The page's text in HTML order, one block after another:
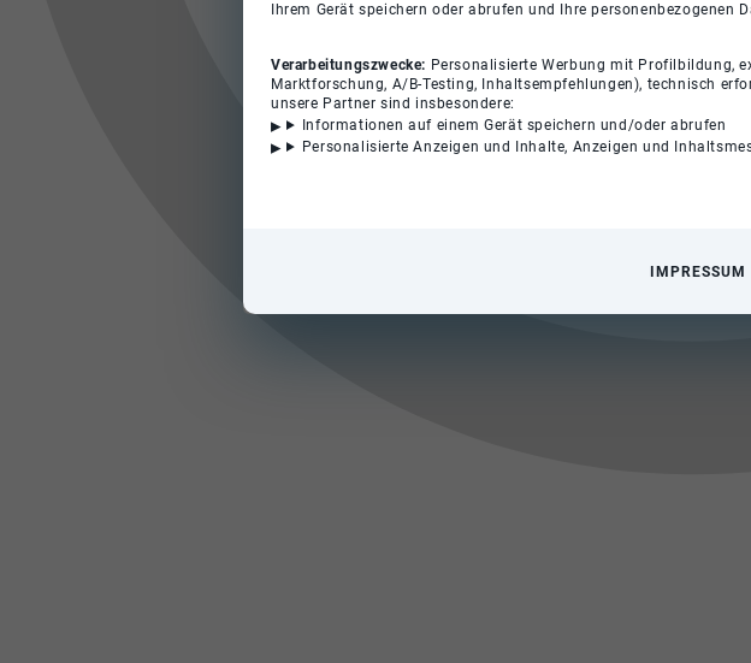
Ihrem Gerät speichern oder abrufen und Ihre personenbezogenen
Verarbeitungszwecke: Personalisierte Werbung mit Profilbildung,
Marktforschung, A/B-Testing, Inhaltsempfehlungen), technisch
unsere Partner sind insbesondere:
Informationen auf einem Gerät speichern und/oder abrufen
Personalisierte Anzeigen und Inhalte, Anzeigen und
IMPRESSUM